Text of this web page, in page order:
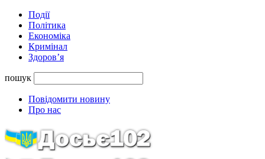
Події
Політика
Економіка
Кримінал
Здоров’я
пошук
Повідомити новину
Про нас